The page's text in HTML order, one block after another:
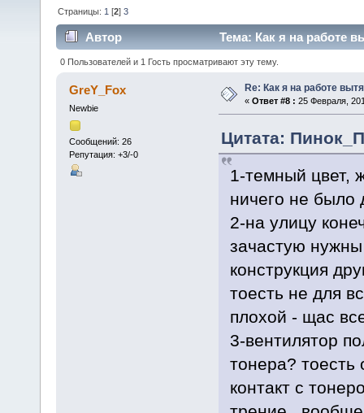
Страницы: 1 [2]3
Автор Тема: Как я на работе
0 Пользователей и 1 Гость просматривают эту тему.
GreY_Fox
Newbie
Сообщений: 26
Репутация: +3/-0
Re: Как я на работе
« Ответ #8 : 25 Февраля,
Цитата:
1-темный цвет,
ничего не было
2-на улицу
зачастую
конструкция
тоесть не для
плохой - щас
3-вентилятор
тонера?
контакт с